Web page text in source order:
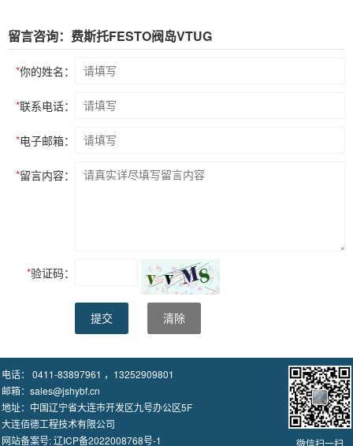
留言咨询：费斯托FESTO阀岛VTUG
*你的姓名：
*联系电话：
*电子邮箱：
*留言内容：
*验证码：
提交 清除
电话： 0411-83897961 ，13252909801
邮箱：sales@jshybf.cn
地址：中国辽宁省大连市开发区九号办公区5F
大连佰德工程技术有限公司
网站备案号:辽ICP备2022008768号-1